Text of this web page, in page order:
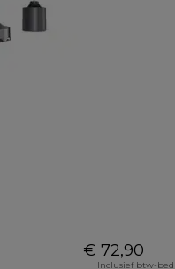
€ 72,90
Inclusief btw-